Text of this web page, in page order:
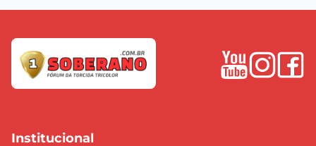
Institucional